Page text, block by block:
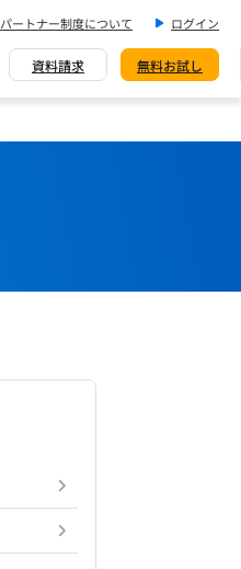
パートナー制度について ログイン
資料請求 無料お試し